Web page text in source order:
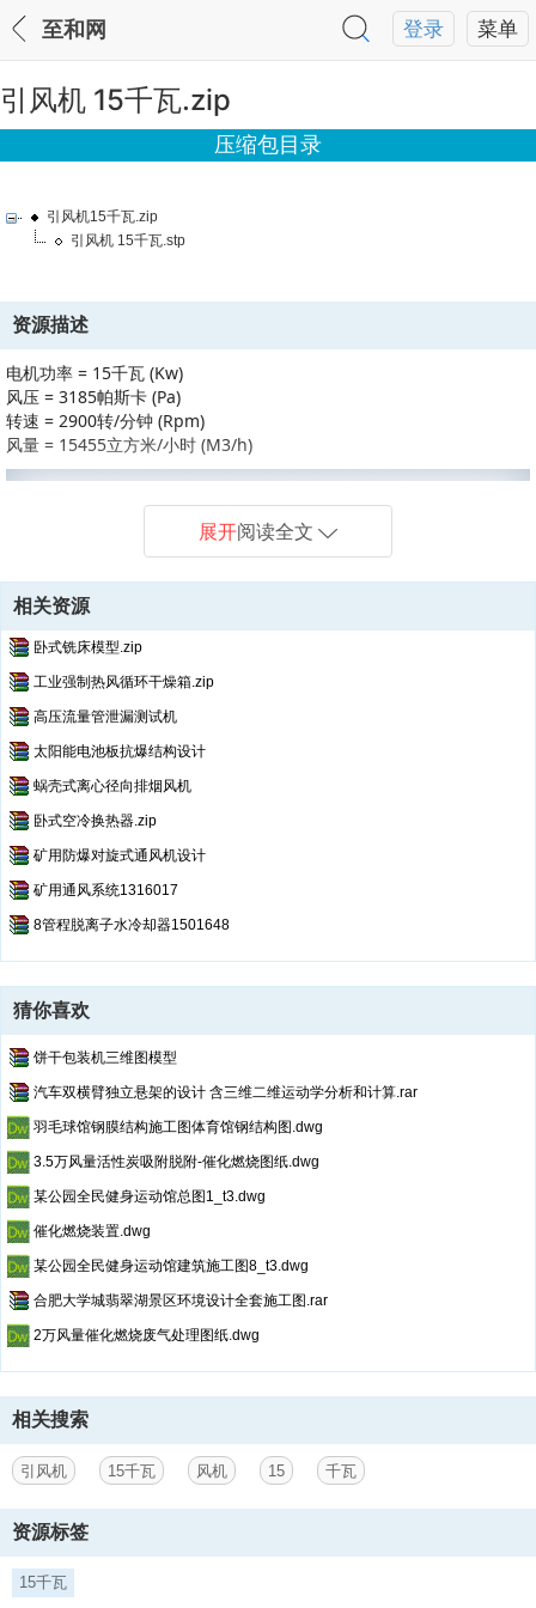
菜单
登录
至和网
引风机 15千瓦.zip
压缩包目录
引风机15千瓦.zip
引风机 15千瓦.stp
资源描述
电机功率 = 15千瓦 (Kw)
风压 = 3185帕斯卡 (Pa)
转速 = 2900转/分钟 (Rpm)
风量 = 15455立方米/小时 (M3/h)
展开阅读全文
相关资源
卧式铣床模型.zip
工业强制热风循环干燥箱.zip
高压流量管泄漏测试机
太阳能电池板抗爆结构设计
蜗壳式离心径向排烟风机
卧式空冷换热器.zip
矿用防爆对旋式通风机设计
矿用通风系统1316017
8管程脱离子水冷却器1501648
猜你喜欢
饼干包装机三维图模型
汽车双横臂独立悬架的设计 含三维二维运动学分析和计算.rar
羽毛球馆钢膜结构施工图体育馆钢结构图.dwg
3.5万风量活性炭吸附脱附-催化燃烧图纸.dwg
某公园全民健身运动馆总图1_t3.dwg
催化燃烧装置.dwg
某公园全民健身运动馆建筑施工图8_t3.dwg
合肥大学城翡翠湖景区环境设计全套施工图.rar
2万风量催化燃烧废气处理图纸.dwg
相关搜索
引风机 15千瓦 风机 15 千瓦
资源标签
15千瓦